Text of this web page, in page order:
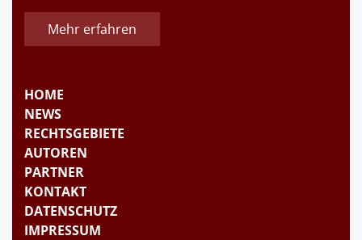
Mehr erfahren
HOME
NEWS
RECHTSGEBIETE
AUTOREN
PARTNER
KONTAKT
DATENSCHUTZ
IMPRESSUM